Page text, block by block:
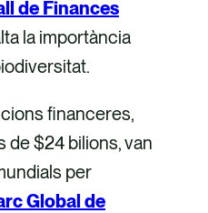
de Finances
la importància
financeres,
de $24 bilions, van
per
Global de